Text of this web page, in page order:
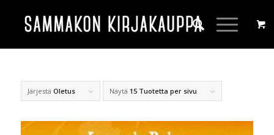
Järjestä Oletus Näytä 15 Tuotetta per sivu